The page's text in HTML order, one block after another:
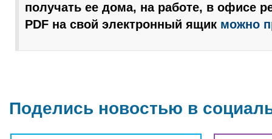
получать ее дома, на работе, в офисе
PDF на свой электронный ящик можно
Поделись новостью в